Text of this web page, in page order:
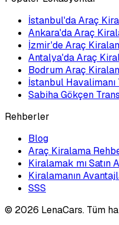
İstanbul'da Araç
Ankara'da Araç
İzmir'de Araç
Antalya'da Araç
Bodrum Araç
İstanbul Havalimanı
Sabiha Gökçen
Rehberler
Blog
Araç Kiralama
Kiralamak mı Satın
Kiralamanın
SSS
© 2026 LenaCars. Tüm